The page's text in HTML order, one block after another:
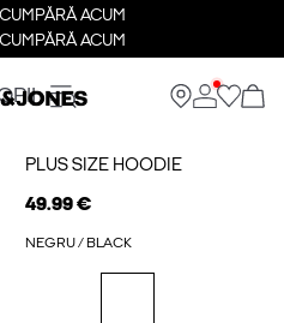
ACUM
ACUM
PLUS SIZE HOODIE
49.99 €
NEGRU / BLACK